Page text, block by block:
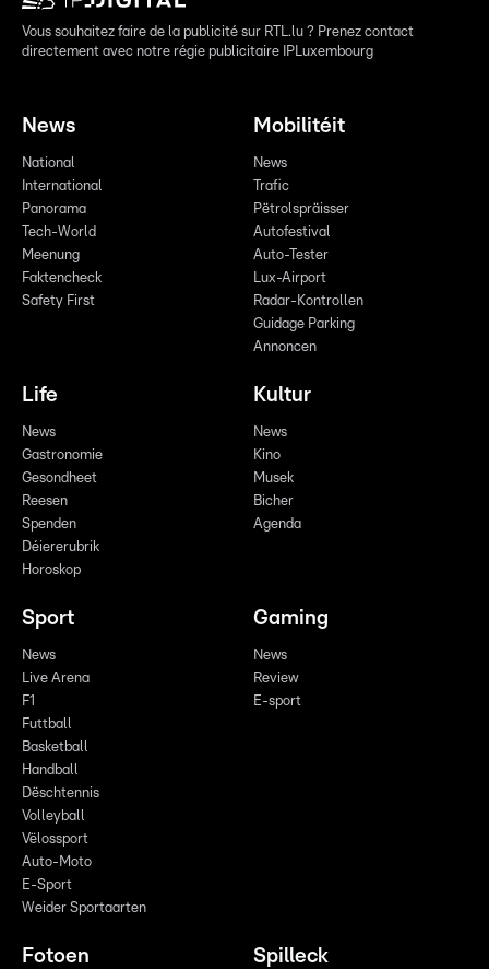
Vous souhaitez faire de la publicité sur RTL.lu ? Prenez contact
directement avec notre régie publicitaire IPLuxembourg
News
National
International
Panorama
Tech-World
Meenung
Faktencheck
Safety First
Mobilitéit
News
Trafic
Pëtrolspräisser
Autofestival
Auto-Tester
Lux-Airport
Radar-Kontrollen
Guidage Parking
Annoncen
Life
News
Gastronomie
Gesondheet
Reesen
Spenden
Déiererubrik
Horoskop
Kultur
News
Kino
Musek
Bicher
Agenda
Sport
News
Live Arena
F1
Futtball
Basketball
Handball
Dëschtennis
Volleyball
Vëlossport
Auto-Moto
E-Sport
Weider Sportaarten
Gaming
News
Review
E-sport
Fotoen Spilleck